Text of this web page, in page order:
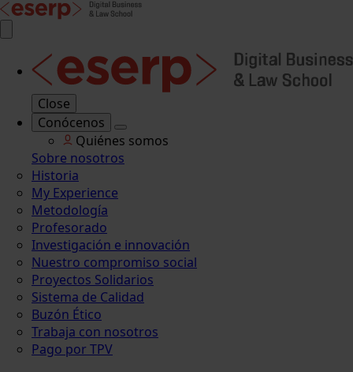
Close
Conócenos
Quiénes somos
Sobre nosotros
Historia
My Experience
Metodología
Profesorado
Investigación e innovación
Nuestro compromiso social
Proyectos Solidarios
Sistema de Calidad
Buzón Ético
Trabaja con nosotros
Pago por TPV